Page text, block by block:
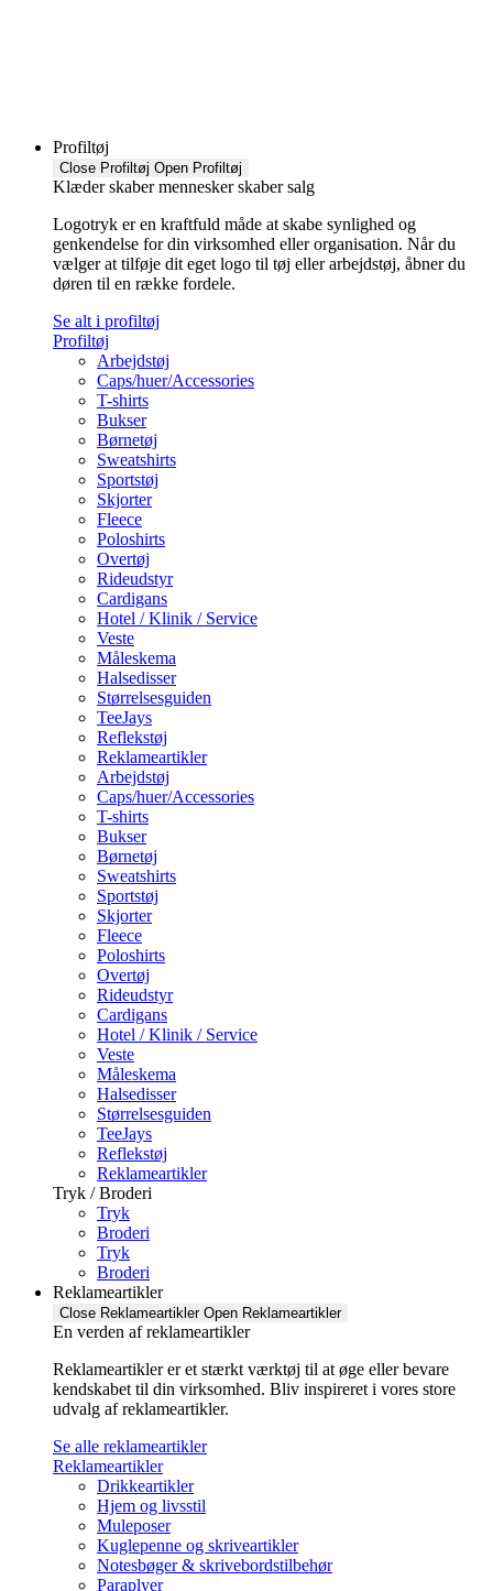
Profiltøj
Close Profiltøj Open Profiltøj
Klæder skaber mennesker skaber salg
Logotryk er en kraftfuld måde at skabe synlighed og
genkendelse for din virksomhed eller organisation. Når du
vælger at tilføje dit eget logo til tøj eller arbejdstøj, åbner du
døren til en række fordele.
Se alt i profiltøj
Profiltøj
Arbejdstøj
Caps/huer/Accessories
T-shirts
Bukser
Børnetøj
Sweatshirts
Sportstøj
Skjorter
Fleece
Poloshirts
Overtøj
Rideudstyr
Cardigans
Hotel / Klinik / Service
Veste
Måleskema
Halsedisser
Størrelsesguiden
TeeJays
Reflekstøj
Reklameartikler
Arbejdstøj
Caps/huer/Accessories
T-shirts
Bukser
Børnetøj
Sweatshirts
Sportstøj
Skjorter
Fleece
Poloshirts
Overtøj
Rideudstyr
Cardigans
Hotel / Klinik / Service
Veste
Måleskema
Halsedisser
Størrelsesguiden
TeeJays
Reflekstøj
Reklameartikler
Tryk / Broderi
Tryk
Broderi
Tryk
Broderi
Reklameartikler
Close Reklameartikler Open Reklameartikler
En verden af reklameartikler ​
Reklameartikler er et stærkt værktøj til at øge eller bevare
kendskabet til din virksomhed. Bliv inspireret i vores store
udvalg af reklameartikler.
Se alle reklameartikler
Reklameartikler
Drikkeartikler
Hjem og livsstil
Muleposer
Kuglepenne og skriveartikler
Notesbøger & skrivebordstilbehør
Paraplyer